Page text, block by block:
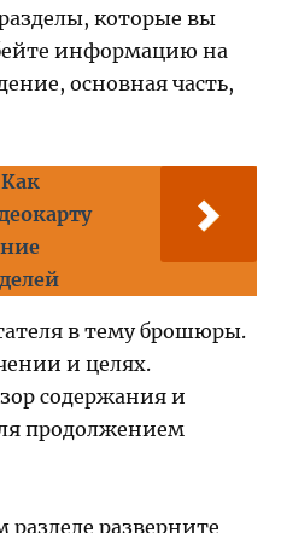
которые вы
информацию на
основная часть,
Как
в тему брошюры.
и целях.
содержания и
продолжением
разделе разверните